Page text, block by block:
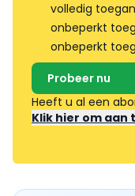
volledig
onbeperkt
onbeperkt
Probeer nu
Heeft u al een
Klik hier om aan